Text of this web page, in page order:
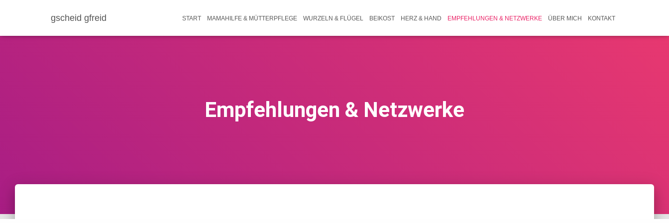
gscheid gfreid START MAMAHILFE & MÜTTERPFLEGE WURZELN & FLÜGEL BEIKOST HERZ & HAND EMPFEHLUNGEN & NETZWERKE ÜBER MICH KONTAKT
Empfehlungen & Netzwerke